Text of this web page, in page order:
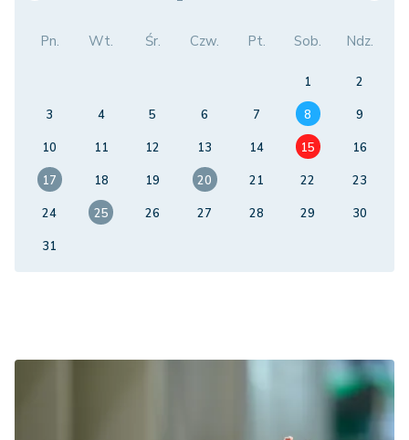
Pn. Wt. Śr. Czw. Pt. Sob. Ndz.
1
2
3
4 5 6 7 8
9
10
11 12 13 14 15
16
17
18 19 20 21 22
23
24
25 26 27 28 29
30
31